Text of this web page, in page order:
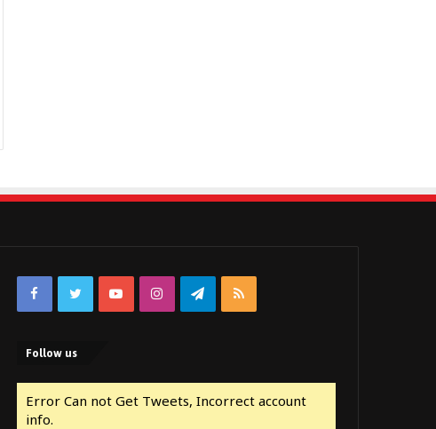
FacebookTwitterYouTubeInstagramTelegram
RSS
Follow us
Error Can not Get Tweets, Incorrect account
info.